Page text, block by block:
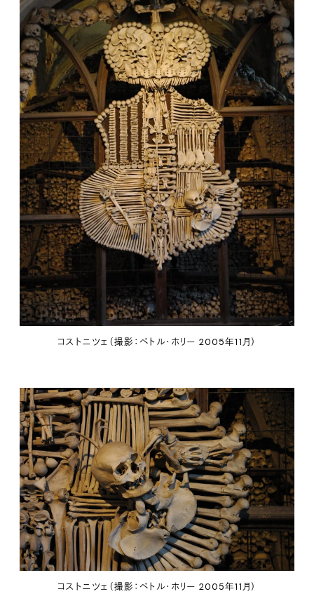
コストニツェ（撮影：ペトル・ホリー 2005年11月）
コストニツェ（撮影：ペトル・ホリー 2005年11月）